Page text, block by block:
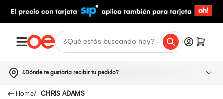
¿Dónde te gustaría recibir tu pedido?
CHRIS ADAMS